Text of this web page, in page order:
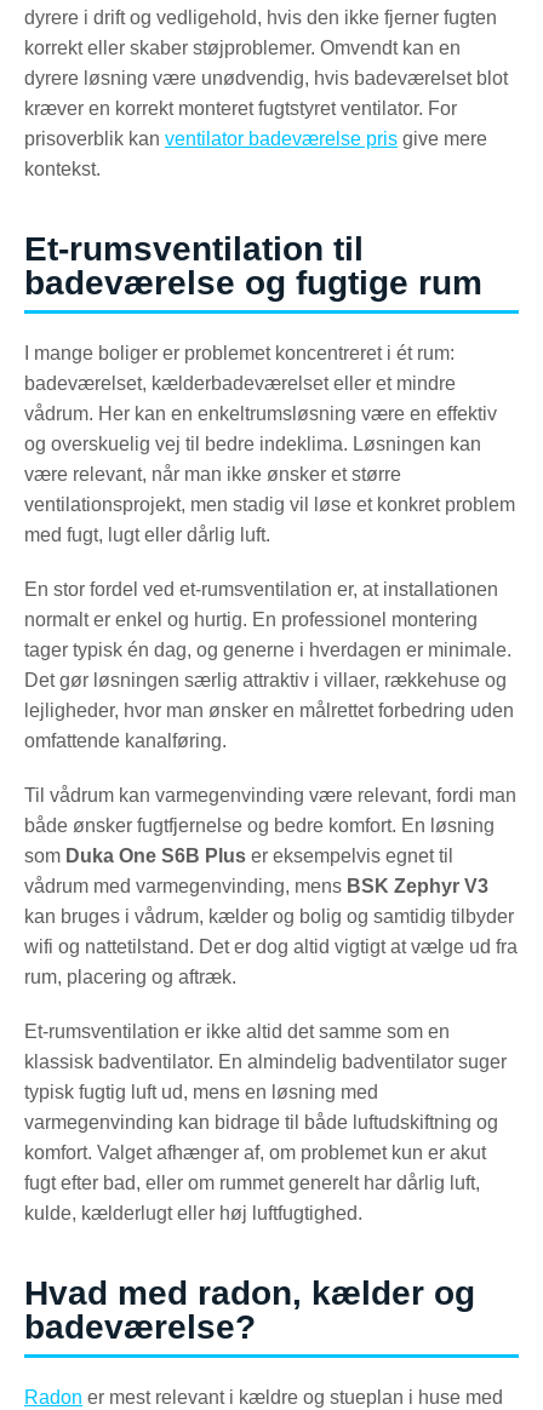
dyrere i drift og vedligehold, hvis den ikke fjerner fugten
korrekt eller skaber støjproblemer. Omvendt kan en
dyrere løsning være unødvendig, hvis badeværelset blot
kræver en korrekt monteret fugtstyret ventilator. For
prisoverblik kan ventilator badeværelse pris give mere
kontekst.
Et-rumsventilation til
badeværelse og fugtige rum
I mange boliger er problemet koncentreret i ét rum:
badeværelset, kælderbadeværelset eller et mindre
vådrum. Her kan en enkeltrumsløsning være en effektiv
og overskuelig vej til bedre indeklima. Løsningen kan
være relevant, når man ikke ønsker et større
ventilationsprojekt, men stadig vil løse et konkret problem
med fugt, lugt eller dårlig luft.
En stor fordel ved et-rumsventilation er, at installationen
normalt er enkel og hurtig. En professionel montering
tager typisk én dag, og generne i hverdagen er minimale.
Det gør løsningen særlig attraktiv i villaer, rækkehuse og
lejligheder, hvor man ønsker en målrettet forbedring uden
omfattende kanalføring.
Til vådrum kan varmegenvinding være relevant, fordi man
både ønsker fugtfjernelse og bedre komfort. En løsning
som Duka One S6B Plus er eksempelvis egnet til
vådrum med varmegenvinding, mens BSK Zephyr V3
kan bruges i vådrum, kælder og bolig og samtidig tilbyder
wifi og nattetilstand. Det er dog altid vigtigt at vælge ud fra
rum, placering og aftræk.
Et-rumsventilation er ikke altid det samme som en
klassisk badventilator. En almindelig badventilator suger
typisk fugtig luft ud, mens en løsning med
varmegenvinding kan bidrage til både luftudskiftning og
komfort. Valget afhænger af, om problemet kun er akut
fugt efter bad, eller om rummet generelt har dårlig luft,
kulde, kælderlugt eller høj luftfugtighed.
Hvad med radon, kælder og
badeværelse?
Radon er mest relevant i kældre og stueplan i huse med